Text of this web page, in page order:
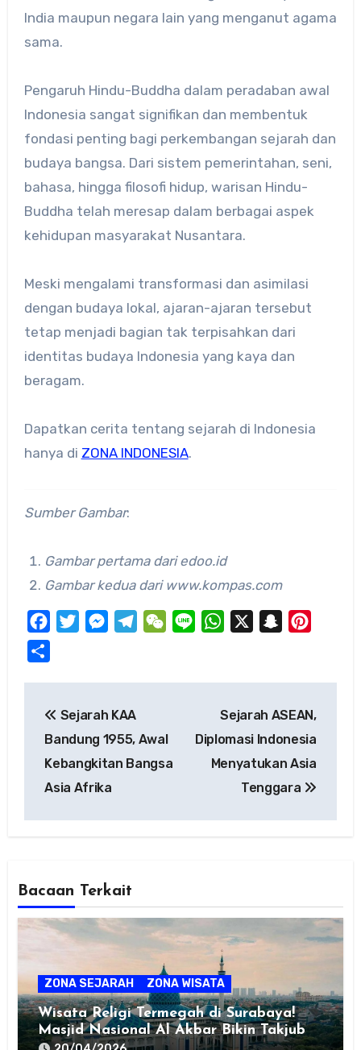
India maupun negara lain yang menganut agama
sama.
Pengaruh Hindu-Buddha dalam peradaban awal
Indonesia sangat signifikan dan membentuk
fondasi penting bagi perkembangan sejarah dan
budaya bangsa. Dari sistem pemerintahan, seni,
bahasa, hingga filosofi hidup, warisan Hindu-
Buddha telah meresap dalam berbagai aspek
kehidupan masyarakat Nusantara.
Meski mengalami transformasi dan asimilasi
dengan budaya lokal, ajaran-ajaran tersebut
tetap menjadi bagian tak terpisahkan dari
identitas budaya Indonesia yang kaya dan
beragam.
Dapatkan cerita tentang sejarah di Indonesia
hanya di ZONA INDONESIA.
Sumber Gambar:
Gambar pertama dari edoo.id
Gambar kedua dari www.kompas.com
FacebookTwitterMessengerTelegramWeChat
Line WhatsApp Snapchat
navigation
Sejarah KAA
Bandung 1955, Awal
Kebangkitan Bangsa
Asia Afrika
Sejarah ASEAN,
Diplomasi Indonesia
Menyatukan Asia
Tenggara
Bacaan Terkait
ZONA SEJARAH ZONA WISATA
Wisata Religi Termegah di Surabaya!
Masjid Nasional Al Akbar Bikin Takjub